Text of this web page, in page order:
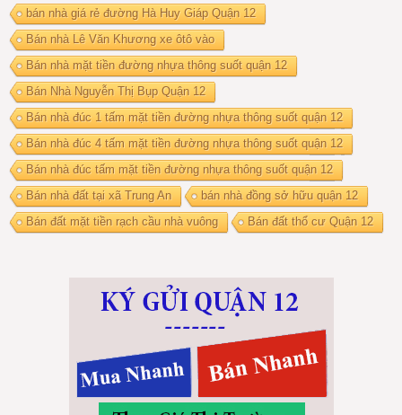
bán nhà giá rẻ đường Hà Huy Giáp Quận 12
Bán nhà Lê Văn Khương xe ôtô vào
Bán nhà mặt tiền đường nhựa thông suốt quận 12
Bán Nhà Nguyễn Thị Bụp Quận 12
Bán nhà đúc 1 tấm mặt tiền đường nhựa thông suốt quận 12
Bán nhà đúc 4 tấm mặt tiền đường nhựa thông suốt quận 12
Bán nhà đúc tấm mặt tiền đường nhựa thông suốt quận 12
Bán nhà đất tại xã Trung An
bán nhà đồng sở hữu quận 12
Bán đất mặt tiền rạch cầu nhà vuông
Bán đất thổ cư Quận 12